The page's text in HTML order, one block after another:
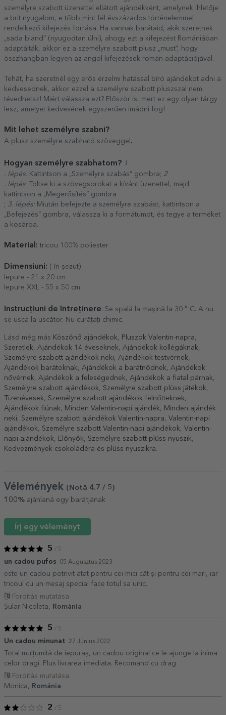
személyre szabott üzenettel ellátott ajándékként, amelynek ihletője
a brit nyugalom, e több mint fél évszázados történelemmel
rendelkező kifejezés forrása. Ha vannak barátaid, akik szeretnek
„sada bland” (nyugodtan ülni), ahogy ezt a kifejezést Romániában
adaptálták, akkor ez a személyre szabott plusz „must”, hogy
összhangban legyen az angol kifejezések román adaptációjával.
Tehát, ha szeretnél egy erős érzelmi hatással bíró ajándékot adni a
kedvesednek, akkor ezzel a személyre szabott pluszszal nem
tévedhetsz! Miért válassza ezt? Először is, mert ez egy olyan tárgy
lesz, amelyet kedvesének egyszerűen imádni fog!
Mit lehet személyre szabni?
A plusz személyre szabható szöveggel .
Hogyan személyre szabhatom? 1
. lépés: Kattintson a „Személyre szabás” gombra; 2
. lépés: Töltse ki a szövegsorokat a kívánt üzenettel, majd
kattintson a „Megerősítés” gombra
; 3. lépés: Miután befejezte a személyre szabást, kattintson a
„Befejezés” gombra, válassza ki a formátumot, és tegye a terméket
a kosárba.
Material: tricou 100% poliester
Dimensiuni: ( în șezut)
Iepure - 21 x 20 cm
Iepure XXL - 55 x 50 cm
Instrucțiuni de întreținere: Se spală la mașină la 30 ° C. A nu
se usca la uscător. Nu curățați chimic.
Lásd még más Köszönő ajándékok Pluszok Valentin-napra
Szeretlek
Ajándékok 14 éveseknek Ajándékok kollégáknak
Személyre szabott ajándékok neki
Ajándékok testvérnek
Ajándékok barátoknak
Ajándékok a barátnődnek
Ajándékok
nővérnek
Ajándékok a feleségednek Ajándékok a fiatal párnak
Személyre szabott ajándékok
Személyre szabott plüss játékok
Tizenévesek
Személyre szabott ajándékok felnőtteknek
Ajándékok fiúnak
Minden Valentin-napi ajándék
Minden ajándék
neki
Személyre szabott ajándékok Valentin-napra
Valentin-napi
ajándékok
Személyre szabott Valentin-napi ajándékok
Valentin-
napi ajándékok
Előnyök Személyre szabott plüss nyuszik
Kedvezmények csokoládéra és plüss nyuszikra.
Vélemények (Notă 4.7 / 5)
100% ajánlaná egy barátjának
Írj egy véleményt
5 / 5
un cadou pufos 05 Augusztus 2023
este un cadou potrivit atat pentru cei mici cât și pentru cei mari, iar
tricoul cu un mesaj special face totul sa unic.
Fordítás mutatása
Șular Nicoleta,
Románia
5 / 5
Un cadou minunat 27 Június 2022
Total mulțumită de iepuraș, un cadou original ce le ajunge la inima
celor dragi. Plus livrarea imediata. Recomand cu drag
Fordítás mutatása
Monica,
Románia
2 / 5